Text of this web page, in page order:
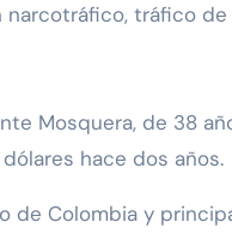
tráfico
Mosquera, de 38
hace dos años.
de Colombia y